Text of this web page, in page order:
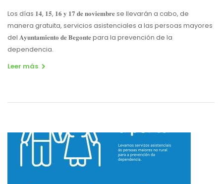
Los días 𝟏𝟒, 𝟏𝟓, 𝟏𝟔 𝐲 𝟏𝟕 𝐝𝐞 𝐧𝐨𝐯𝐢𝐞𝐦𝐛𝐫𝐞 se llevarán a cabo, de
manera gratuita, servicios asistenciales a las persoas mayores
del 𝐀𝐲𝐮𝐧𝐭𝐚𝐦𝐢𝐞𝐧𝐭𝐨 𝐝𝐞 𝐁𝐞𝐠𝐨𝐧𝐭𝐞 para la prevención de la
dependencia.
Leer más